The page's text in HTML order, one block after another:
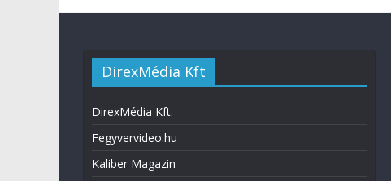
DirexMédia Kft
DirexMédia Kft.
Fegyvervideo.hu
Kaliber Magazin